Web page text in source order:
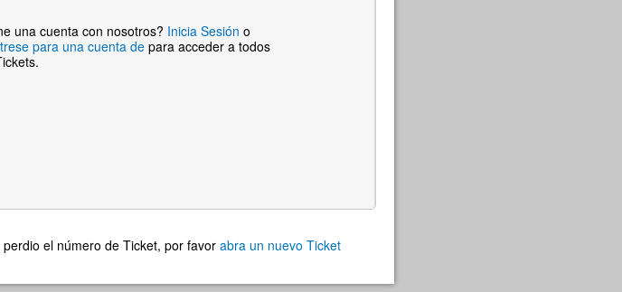
una cuenta con nosotros? Inicia Sesión o
para una cuenta de para acceder a todos
el número de Ticket, por favorabra un nuevo Ticket